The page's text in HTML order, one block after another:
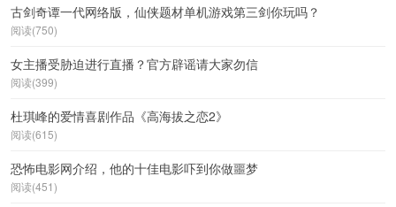
古剑奇谭一代网络版，仙侠题材单机游戏第三剑你玩吗？
阅读(750)
女主播受胁迫进行直播？官方辟谣请大家勿信
阅读(399)
杜琪峰的爱情喜剧作品《高海拔之恋2》
阅读(615)
恐怖电影网介绍，他的十佳电影吓到你做噩梦
阅读(451)